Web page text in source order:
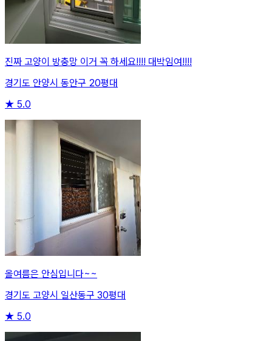
진짜 고양이 방충망 이거 꼭 하세요!!!! 대박임여!!!!
경기도 안양시 동안구 20평대
★ 5.0
올여름은 안심입니다~~
경기도 고양시 일산동구 30평대
★ 5.0